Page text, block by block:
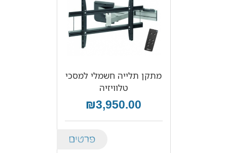
מתקן תלייה חשמלי למסכי
טלוויזיה
₪3,950.00